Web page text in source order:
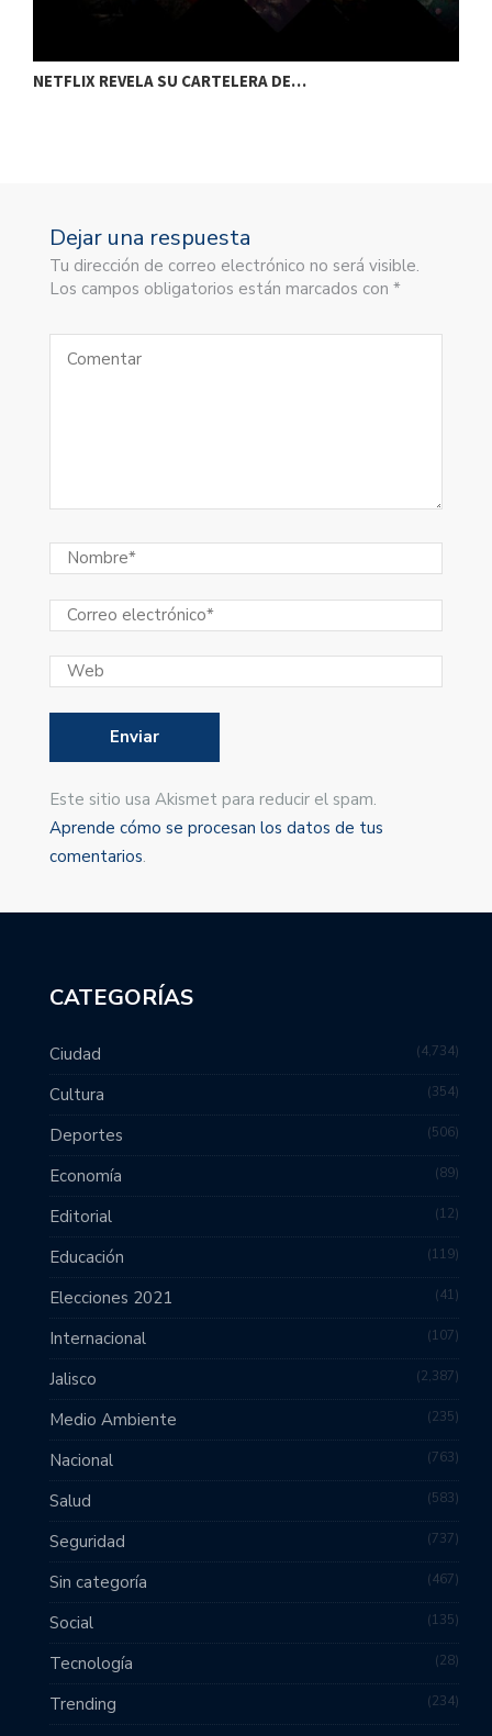
NETFLIX REVELA SU CARTELERA DE…
Dejar una respuesta
Tu dirección de correo electrónico no será visible.
Los campos obligatorios están marcados con *
Este sitio usa Akismet para reducir el spam.
Aprende cómo se procesan los datos de tus
comentarios.
CATEGORÍAS
Ciudad 4,734
Cultura 354
Deportes 506
Economía 89
Editorial 12
Educación 119
Elecciones 2021 41
Internacional 107
Jalisco 2,387
Medio Ambiente 235
Nacional 763
Salud 583
Seguridad 737
Sin categoría 467
Social 135
Tecnología 28
Trending 234